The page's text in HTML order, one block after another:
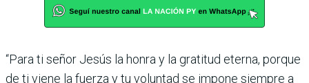
“Para ti señor Jesús la honra y la gratitud eterna, porque
de ti viene la fuerza y tu voluntad se impone siempre a